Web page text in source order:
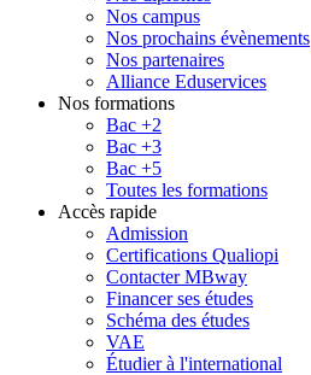
Nos campus
Nos prochains évènements
Nos partenaires
Alliance Eduservices
Nos formations
Bac +2
Bac +3
Bac +5
Toutes les formations
Accès rapide
Admission
Certifications Qualiopi
Contacter MBway
Financer ses études
Schéma des études
VAE
Étudier à l'international